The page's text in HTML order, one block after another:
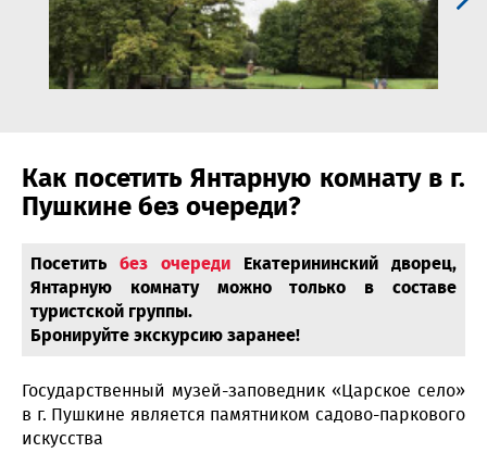
Как посетить Янтарную комнату в г.
Пушкине без очереди?
Посетить без очереди Екатерининский дворец,
Янтарную комнату можно только в составе
туристской группы.
Бронируйте экскурсию заранее!
Государственный музей-заповедник «Царское село»
в г. Пушкине является памятником садово-паркового
искусства